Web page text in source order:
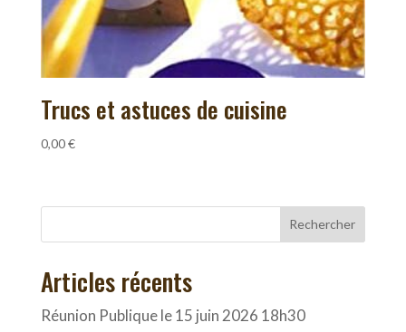
Trucs et astuces de cuisine
0,00€
Rechercher
Articles récents
Réunion Publique le 15 juin 2026 18h30